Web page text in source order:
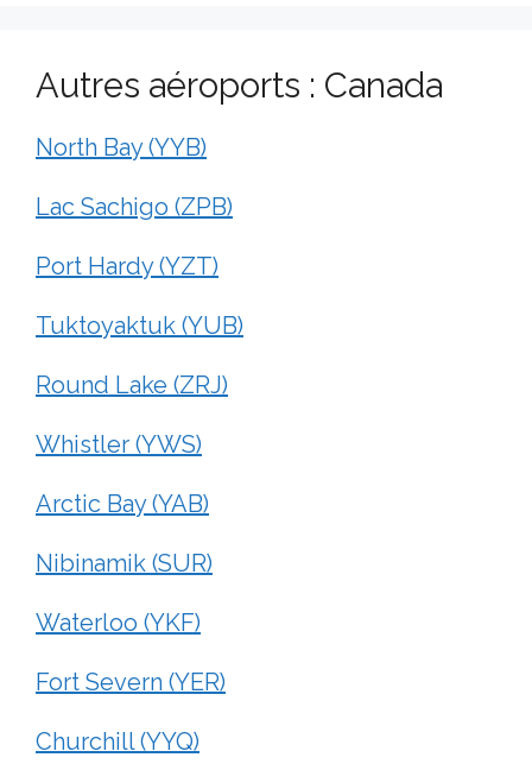
Autres aéroports : Canada
North Bay (YYB)
Lac Sachigo (ZPB)
Port Hardy (YZT)
Tuktoyaktuk (YUB)
Round Lake (ZRJ)
Whistler (YWS)
Arctic Bay (YAB)
Nibinamik (SUR)
Waterloo (YKF)
Fort Severn (YER)
Churchill (YYQ)